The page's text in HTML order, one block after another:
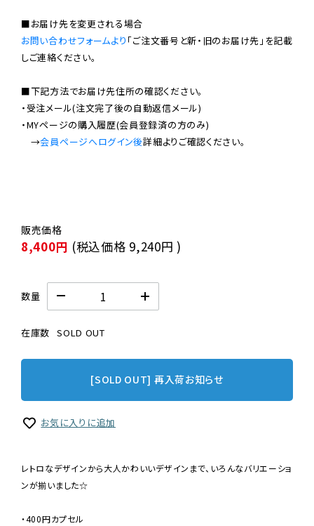
お問い合わせフォームより 「ご注文番号と新・旧のお届け先」を記載
しご連絡ください。
■下記方法でお届け先住所の確認ください。
・受注メール(注文完了後の自動返信メール)
・MYページの購入履歴(会員登録済の方のみ)
→会員ページへログイン後
8,400円 (税込価格 9,240円 )
数量
在庫数 SOLD OUT
[SOLD OUT] 再入荷お知らせ
お気に入りに追加
レトロなデザインから大人かわいいデザインまで、いろんなバリエーショ
ンが揃いました☆
・400円カプセル